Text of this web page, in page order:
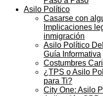
Asilo Político
Casarse con
Implicaciones
inmigración
Asilo Político
Guía Informativa
Costumbres
¿TPS o Asilo
para Ti?
City One: Asilo